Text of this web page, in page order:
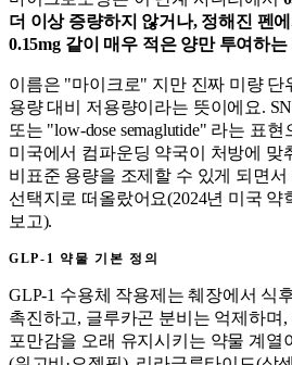
더 이상 증량하지 않거나, 정해진 펜
0.15mg 같이 매우 적은 양만 투여하는
이름은 "마이크로" 지만 진짜 미량 단
용량 대비 저용량이라는 뜻이에요.
또는 "low-dose semaglutide" 라는 표
미국에서 컴파운딩 약국이 처방에 맞
비표준 용량을 조제할 수 있게 되면
선택지로 떠올랐어요(2024년 미국 약
보고).
GLP-1 약물 기본 정의
GLP-1 수용체 작용제는 췌장에서 식
촉진하고, 글루카곤 분비는 억제하며,
포만감을 오래 유지시키는 약물 계열